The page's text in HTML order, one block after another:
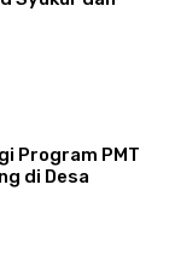
Program PMT
di Desa